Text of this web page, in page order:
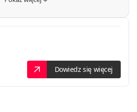
Dowiedz się więcej